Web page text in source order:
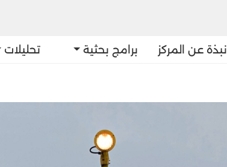
نبذة عن المركز برامج بحثية تحليلات